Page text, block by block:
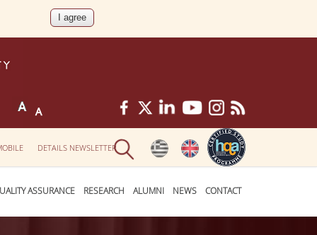
DETAILS NEWSLETTER
ASSURANCE RESEARCH ALUMNI NEWS CONTACT